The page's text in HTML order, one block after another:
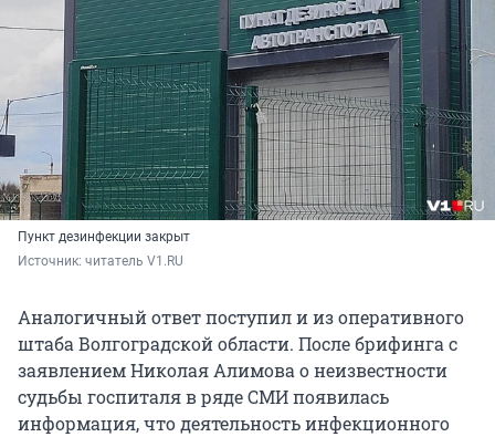
Пункт дезинфекции закрыт
Источник: читатель V1.RU
Аналогичный ответ поступил и из оперативного
штаба Волгоградской области. После брифинга с
заявлением Николая Алимова о неизвестности
судьбы госпиталя в ряде СМИ появилась
информация, что деятельность инфекционного